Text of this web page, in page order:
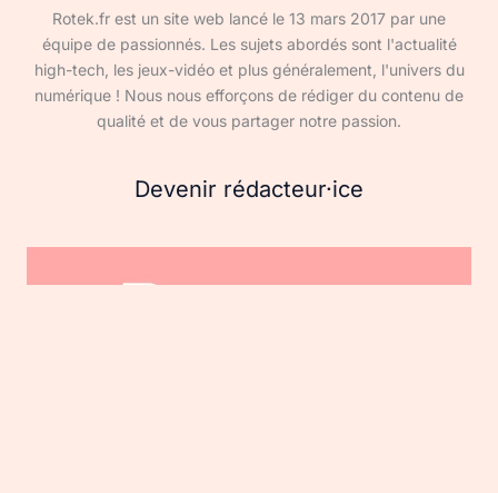
Rotek.fr est un site web lancé le 13 mars 2017 par une
équipe de passionnés. Les sujets abordés sont l'actualité
high-tech, les jeux-vidéo et plus généralement, l'univers du
numérique ! Nous nous efforçons de rédiger du contenu de
qualité et de vous partager notre passion.
Devenir rédacteur·ice